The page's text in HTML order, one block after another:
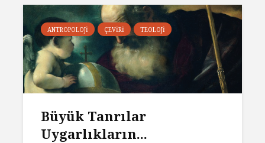
ANTROPOLOJI ÇEVIRI TEOLOJI
Büyük Tanrılar
Uygarlıkların...